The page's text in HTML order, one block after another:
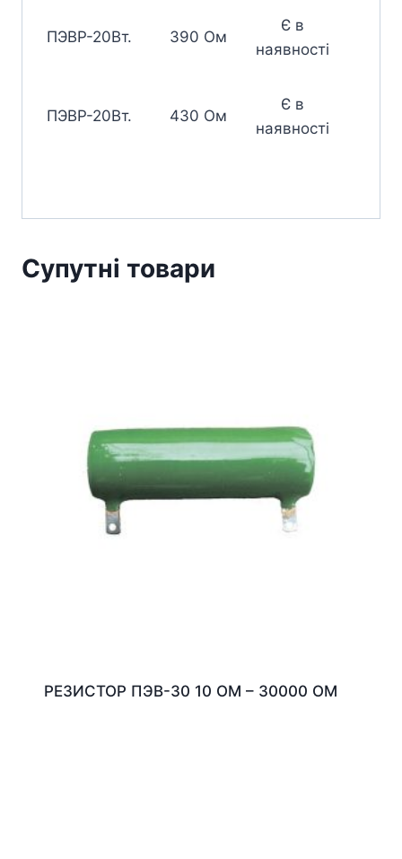
ПЭВР-20Вт. 390 Ом
Є в
наявності
ПЭВР-20Вт. 430 Ом
Є в
наявності
Супутні товари
РЕЗИСТОР ПЭВ-30 10 ОМ – 30000 ОМ